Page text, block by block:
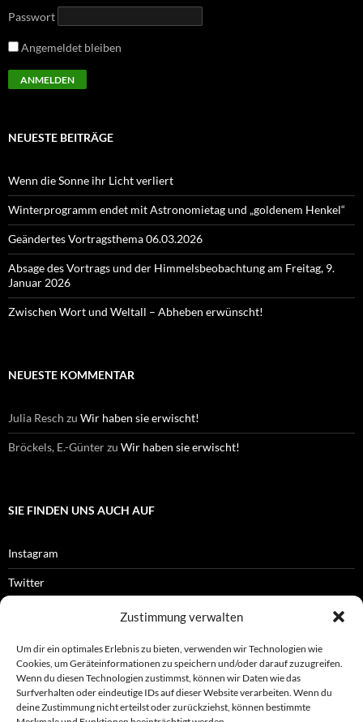
Zustimmung verwalten
Um dir ein optimales Erlebnis zu bieten, verwenden wir Technologien wie
Cookies, um Geräteinformationen zu speichern und/oder darauf zuzugreifen.
Wenn du diesen Technologien zustimmst, können wir Daten wie das
Surfverhalten oder eindeutige IDs auf dieser Website verarbeiten. Wenn du
deine Zustimmung nicht erteilst oder zurückziehst, können bestimmte
Passwort
Angemeldet bleiben
NEUESTE BEITRÄGE
Wenn die Sonne ihr Licht verliert
Winterprogramm endet mit Astronomietag und „goldenem Henkel“
Geändertes Vortragsthema 06.03.2026
Absage des Vortrags und der Himmelsbeobachtung am Freitag, 9.
Januar 2026
Zwischen Wort und Weltall – Abheben erwünscht!
NEUESTE KOMMENTAR
Julia Resch zu Wir haben sie erwischt!
Bröckels, E.-Günterzu Wir haben sie erwischt!
SIE FINDEN UNS AUCH AUF
Instagram
Twitter
OFFIZIELLES